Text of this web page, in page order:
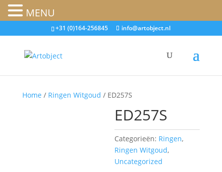
+31 (0)164-256845 info@artobject.nl
Home / Ringen Witgoud / ED257S
ED257S
Categorieën: Ringen,
Ringen Witgoud,
Uncategorized
MENU